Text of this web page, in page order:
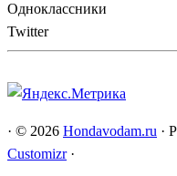
Одноклассники
Twitter
· © 2026 Hondavodam.ru ·
Customizr ·